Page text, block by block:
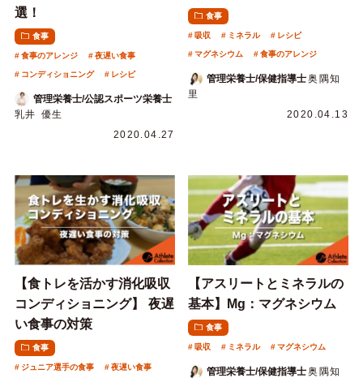
選！
食事
食事のアレンジ 夜遅い食事
コンディショニング レシピ
管理栄養士/公認スポーツ栄養士
乳井 優生
2020.04.27
食事
吸収 ミネラル レシピ
マグネシウム 食事のアレンジ
管理栄養士/保健指導士奥隅知
里
2020.04.13
【食トレを活かす消化吸収
コンディショニング】 夜遅
い食事の対策
食事
ジュニア選手の食事 夜遅い食事
【アスリートとミネラルの
基本】Mg：マグネシウム
食事
吸収 ミネラル マグネシウム
管理栄養士/保健指導士奥隅知